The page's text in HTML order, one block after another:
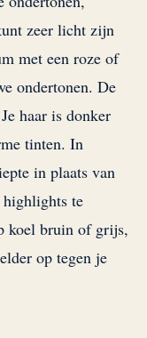
zeer licht zijn
met een roze of
ondertonen. De
haar is donker
tinten. In
in plaats van
te
koel bruin of grijs,
op tegen je